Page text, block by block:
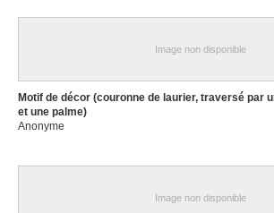
Image non disponible
Motif de décor (couronne de laurier, traversé par
et une palme)
Anonyme
Image non disponible